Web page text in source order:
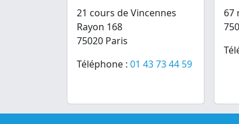
21 cours de Vincennes
Rayon 168
75020 Paris
Téléphone : 01 43 73 44 59
67